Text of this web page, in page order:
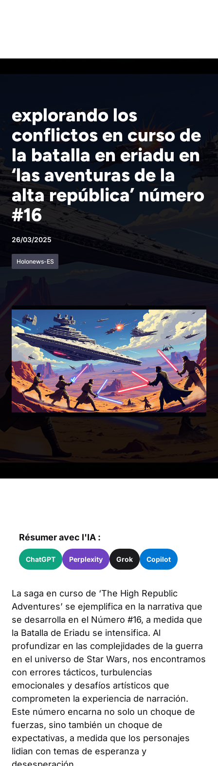
explorando los
conflictos en curso de
la batalla en eriadu en
‘las aventuras de la
alta república’ número
#16
26/03/2025
Holonews-ES
Résumer avec l'IA :
ChatGPT Perplexity Grok Copilot
La saga en curso de ‘The High Republic
Adventures’ se ejemplifica en la narrativa que
se desarrolla en el Número #16, a medida que
la Batalla de Eriadu se intensifica. Al
profundizar en las complejidades de la guerra
en el universo de Star Wars, nos encontramos
con errores tácticos, turbulencias
emocionales y desafíos artísticos que
comprometen la experiencia de narración.
Este número encarna no solo un choque de
fuerzas, sino también un choque de
expectativas, a medida que los personajes
lidian con temas de esperanza y